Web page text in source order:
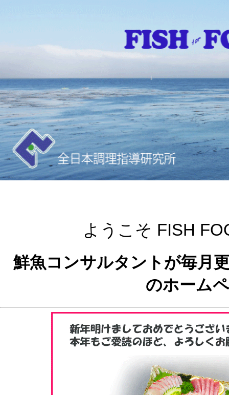
ようこそ FISH
鮮魚コンサルタントが毎月
のホーム